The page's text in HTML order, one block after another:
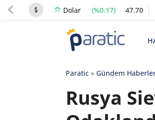
Dolar (%0.17) 47.70
Paratic» Gündem
Rusya